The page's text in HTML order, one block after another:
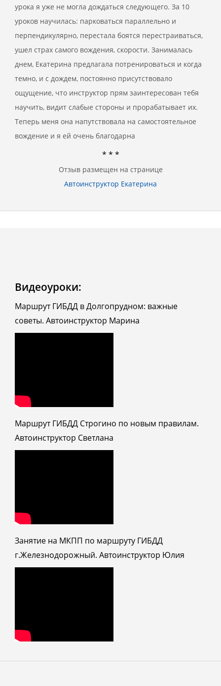
урока я уже не могла дождаться следующего. За 10
уроков научилась: парковаться параллельно и
перпендикулярно, перестала боятся перестраиваться,
ушел страх самого вождения, скорости. Занималась
днем, Екатерина предлагала потренироваться и когда
темно, и с дождем, постоянно присутствовало
ощущение, что инструктор прям заинтересован тебя
научить, видит слабые стороны и прорабатывает их.
Теперь меня она напутствовала на самостоятельное
вождение и я ей очень благодарна
* * *
Отзыв размещен на странице
Автоинструктор Екатерина
Видеоуроки:
Маршрут ГИБДД в Долгопрудном: важные
советы. Автоинструктор Марина
Маршрут ГИБДД Строгино по новым правилам.
Автоинструктор Светлана
Занятие на МКПП по маршруту ГИБДД
г.Железнодорожный. Автоинструктор Юлия